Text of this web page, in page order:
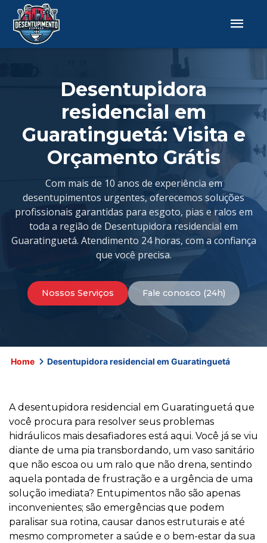
Desentupidora
residencial em
Guaratinguetá: Visita e
Orçamento Grátis
Com mais de 10 anos de experiência em
desentupimentos urgentes, oferecemos soluções
profissionais garantidas para esgoto, pias e ralos em
toda a região de Desentupidora residencial em
Guaratinguetá. Atendimento 24 horas, com a confiança
que você precisa.
Nossos Serviços Fale conosco (24h)
Home Desentupidora residencial em Guaratinguetá
A desentupidora residencial em Guaratinguetá que
você procura para resolver seus problemas
hidráulicos mais desafiadores está aqui. Você já se viu
diante de uma pia transbordando, um vaso sanitário
que não escoa ou um ralo que não drena, sentindo
aquela pontada de frustração e a urgência de uma
solução imediata? Entupimentos não são apenas
inconvenientes; são emergências que podem
paralisar sua rotina, causar danos estruturais e até
mesmo comprometer a saúde e o bem-estar da sua